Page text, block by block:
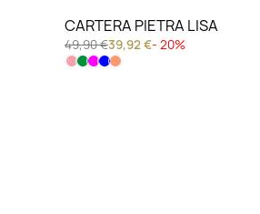
CARTERA PIETRA LISA
49,90 €39,92 €- 20%